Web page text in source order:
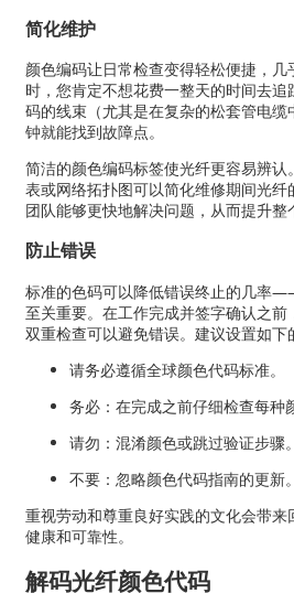
简化维护
颜色编码让日常检查变得轻松便捷，
时，您肯定不想花费一整天的时间去
码的线束（尤其是在复杂的松套管电
钟就能找到故障点。
简洁的颜色编码标签使光纤更容易辨
表或网络拓扑图可以简化维修期间光
团队能够更快地解决问题，从而提升整
防止错误
标准的色码可以降低错误终止的几率
至关重要。在工作完成并签字确认之
双重检查可以避免错误。建议设置如下
请务必遵循全球颜色代码标准。
务必：在完成之前仔细检查每种
请勿：混淆颜色或跳过验证步骤。
不要：忽略颜色代码指南的更新。
重视劳动和尊重良好实践的文化会带
健康和可靠性。
解码光纤颜色代码